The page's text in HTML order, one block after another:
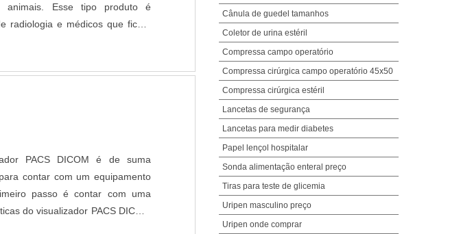
animais. Esse tipo produto é
radiologia e médicos que ficam
aparelhos. Confecção e
é confeccionada em borracha
PACS DICOM é de suma
contar com um equipamento
passo é contar com uma
do visualizador PACS DICOM
registro com a Anvisa, é
Cânula de guedel tamanhos
Coletor de urina estéril
Compressa campo operatório
Compressa cirúrgica campo operatório 45x50
Compressa cirúrgica estéril
Lancetas de segurança
Lancetas para medir diabetes
Papel lençol hospitalar
Sonda alimentação enteral preço
Tiras para teste de glicemia
Uripen masculino preço
Uripen onde comprar